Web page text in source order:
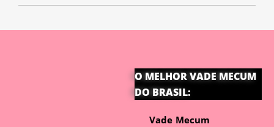
O MELHOR VADE MECUM
DO BRASIL:
Vade Mecum